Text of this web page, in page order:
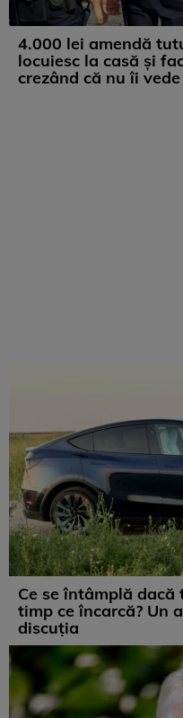
4.000 lei amendă
locuiesc la casă și
crezând că nu îi
Ce se întâmplă dacă
timp ce încarcă? Un
discuția